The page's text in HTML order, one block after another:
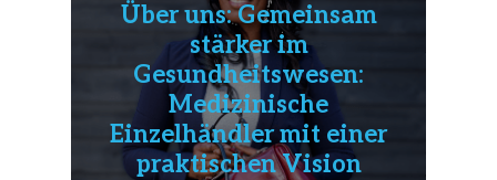
Über uns: Gemeinsam
stärker im
Gesundheitswesen:
Medizinische
Einzelhändler mit einer
praktischen Vision